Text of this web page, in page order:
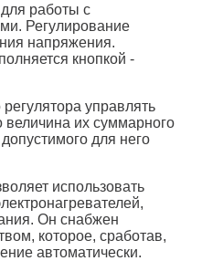
работы с
Регулирование
напряжения.
кнопкой -
управлять
величина их суммарного
для него
использовать
Он снабжен
которое, сработав,
автоматически.